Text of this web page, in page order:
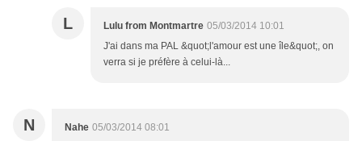
L Lulu from Montmartre 05/03/2014 10:01
J'ai dans ma PAL &quot;l'amour est une île&quot;, on
verra si je préfère à celui-là...
N Nahe 05/03/2014 08:01